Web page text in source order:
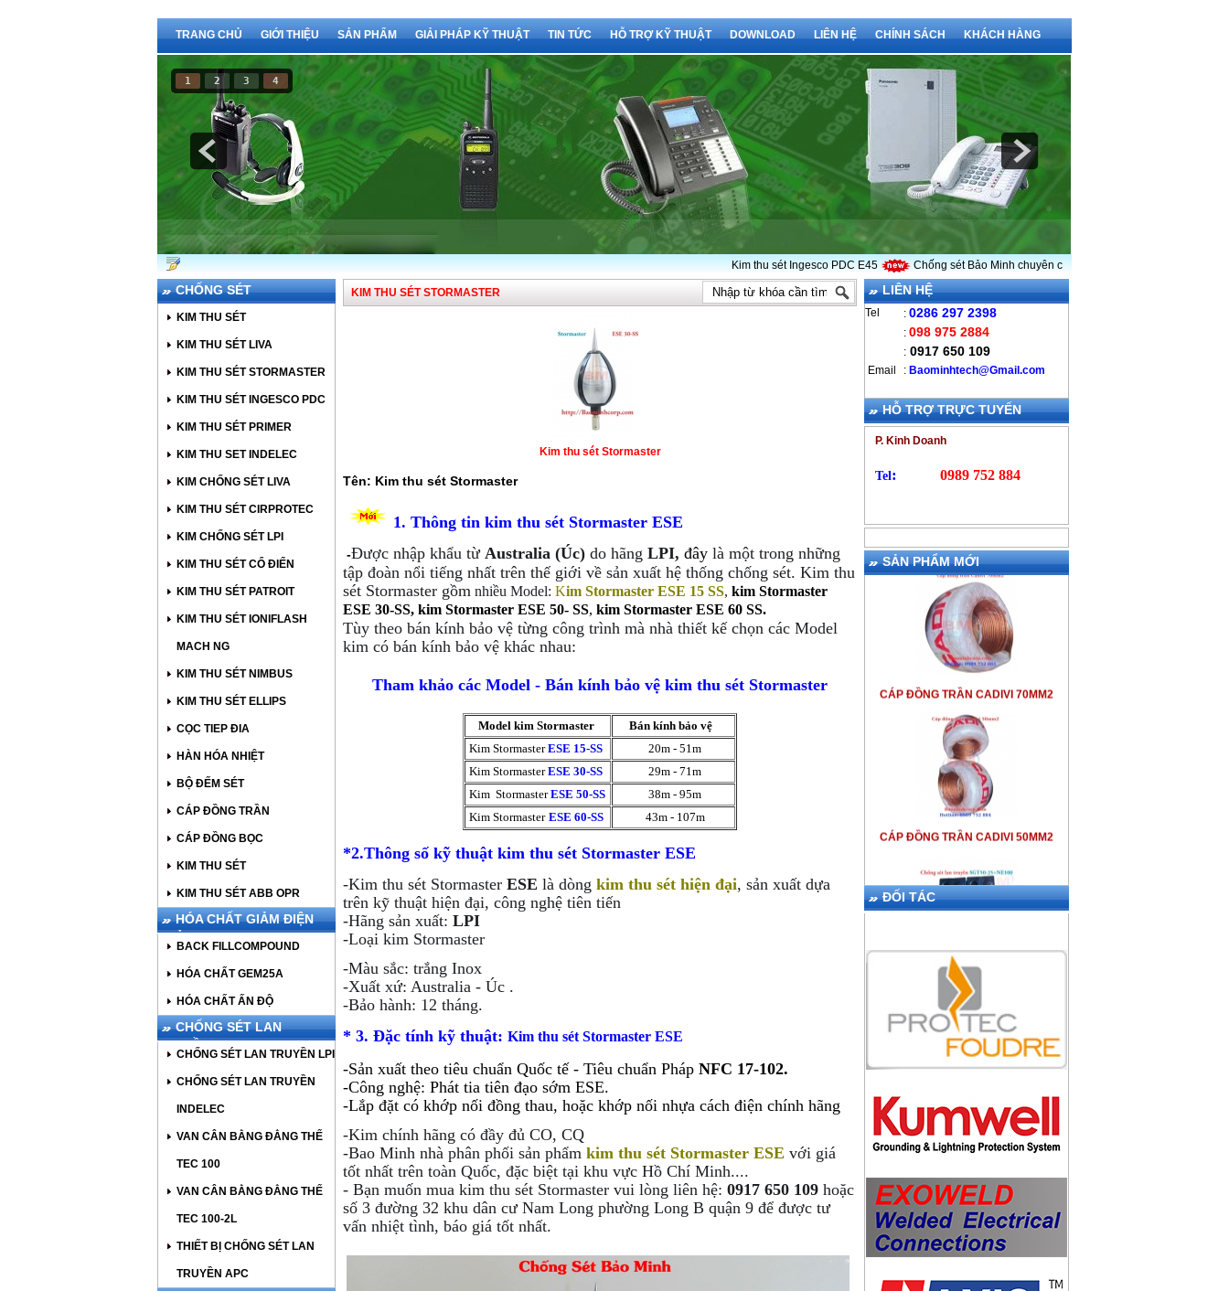
TRANG CHỦ GIỚI THIỆU SẢN PHẨM GIẢI PHÁP KỸ THUẬT TIN TỨC HỖ TRỢ KỸ THUẬT DOWNLOAD LIÊN HỆ CHÍNH SÁCH KHÁCH HÀNG
1 2 3 4
Báo Cháy
Kim thu sét Ingesco PDC E45 Chống sét Bảo Minh chuyên cung cấp kim thu sét LPI
CHỐNG SÉT
KIM THU SÉT
KIM THU SÉT LIVA
KIM THU SÉT STORMASTER
KIM THU SÉT INGESCO PDC
KIM THU SÉT PRIMER
KIM THU SET INDELEC
KIM CHỐNG SÉT LIVA
KIM THU SÉT CIRPROTEC
KIM CHỐNG SÉT LPI
KIM THU SÉT CỔ ĐIỂN
KIM THU SÉT PATROIT
KIM THU SÉT IONIFLASH
MACH NG
KIM THU SÉT NIMBUS
KIM THU SÉT ELLIPS
CỌC TIEP ĐIA
HÀN HÓA NHIỆT
BỘ ĐẾM SÉT
CÁP ĐỒNG TRẦN
CÁP ĐỒNG BỌC
KIM THU SÉT
KIM THU SÉT ABB OPR
HÓA CHẤT GIẢM ĐIỆN
TRỞ
BACK FILLCOMPOUND
HÓA CHẤT GEM25A
HÓA CHẤT ẤN ĐỘ
CHỐNG SÉT LAN
TRUYỀN
CHỐNG SÉT LAN TRUYỀN LPI
CHỐNG SÉT LAN TRUYỀN
INDELEC
VAN CÂN BẰNG ĐẲNG THẾ
TEC 100
VAN CÂN BẰNG ĐẲNG THẾ
TEC 100-2L
THIẾT BỊ CHỐNG SÉT LAN
TRUYỀN APC
KIM THU SÉT STORMASTER
Kim thu sét Stormaster
Tên: Kim thu sét Stormaster
1. Thông tin kim thu sét Stormaster ESE
-Được nhập khẩu từ Australia (Úc) do hãng LPI, đây là một trong những
tập đoàn nổi tiếng nhất trên thế giới về sản xuất hệ thống chống sét. Kim thu
sét Stormaster gồm nhiều Model: Kim Stormaster ESE 15 SS, kim Stormaster
ESE 30-SS, kim Stormaster ESE 50- SS, kim Stormaster ESE 60 SS.
Tùy theo bán kính bảo vệ từng công trình mà nhà thiết kế chọn các Model
kim có bán kính bảo vệ khác nhau:
Tham khảo các Model - Bán kính bảo vệ kim thu sét Stormaster
Model kim Stormaster
Bán kính bảo vệ
Kim StormasterESE 15-SS
20m - 51m
Kim StormasterESE 30-SS
29m - 71m
Kim StormasterESE 50-SS
38m - 95m
Kim Stormaster ESE 60-SS 43m - 107m
*2.Thông số kỹ thuật kim thu sét Stormaster ESE
-Kim thu sét Stormaster ESE là dòng kim thu sét hiện đại, sản xuất dựa
trên kỹ thuật hiện đại, công nghệ tiên tiến
-Hãng sản xuất: LPI
-Loại kim Stormaster
-Màu sắc: trắng Inox
-Xuất xứ: Australia - Úc .
-Bảo hành: 12 tháng.
* 3. Đặc tính kỹ thuật: Kim thu sét Stormaster ESE
-Sản xuất theo tiêu chuẩn Quốc tế - Tiêu chuẩn Pháp NFC 17-102.
-Công nghệ: Phát tia tiên đạo sớm ESE.
-Lắp đặt có khớp nối đồng thau, hoặc khớp nối nhựa cách điện chính hãng
-Kim chính hãng có đầy đủ CO, CQ
-Bao Minh nhà phân phối sản phẩm kim thu sét Stormaster ESE với giá
tốt nhất trên toàn Quốc, đặc biệt tại khu vực Hồ Chí Minh....
- Bạn muốn mua kim thu sét Stormaster vui lòng liên hệ: 0917 650 109 hoặc
số 3 đường 32 khu dân cư Nam Long phường Long B quận 9 để được tư
vấn nhiệt tình, báo giá tốt nhất.
LIÊN HỆ
Tel : 0286 297 2398
: 098 975 2884
: 0917 650 109
Email : Baominhtech@Gmail.com
HỖ TRỢ TRỰC TUYẾN
P. Kinh Doanh
Tel: 0989 752 884
SẢN PHẨM MỚI
CÁP ĐỒNG TRẦN CADIVI 70MM2
CÁP ĐỒNG TRẦN CADIVI 50MM2
25+NE100
KIM THU SÉT ABB OPR
KIM THU SÉT ABB OPR 60
ĐỐI TÁC